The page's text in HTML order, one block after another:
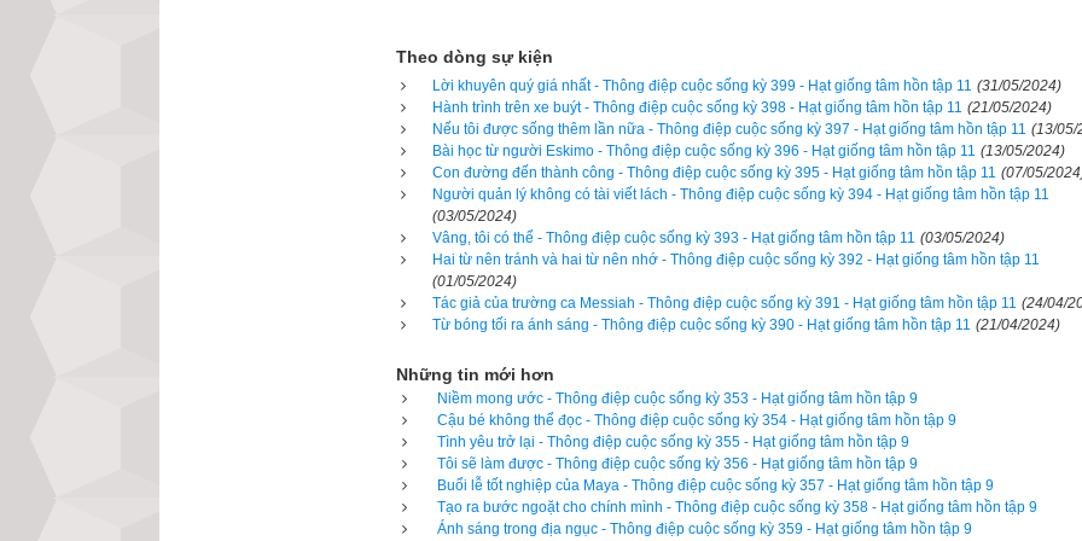
sống cùng mẹ Dorothea. Tâm trí cậu còn mải miết với những dự định cho tương lai.
Antonio là người đầu tiên trong gia đình được tới trường đại học và trong mười tháng,
hai chứng chỉ ở trường Thánh Peter tại New Jersey: quản trị kinh doanh và tội phạm
nhìn mẹ, bà đang ngồi lặng lẽ ở chiếc ghế phía trước, mắt hướng ra cửa sổ. Trong
vắng vai trò trụ cột của người cha, bà là động lực, là sức mạnh của cậu. Bà không
Tất cả mong muốn của bà là con cái đủ thông minh để tránh xa vết xe đổ của bà.
- Con yêu, mẹ có chuyện muốn nói với con.
- Bà cất giọng dịu dàng.
Antonio tỏ ra chăm chú. Khi mẹ cậu có dáng điệu như thế nghĩa là có chuyện gì đó rất
- Mẹ biết, lẽ ra mẹ nên nói với con từ trước, nhưng mẹ thực sự không biết phải nói
Nói rồi, bà dừng lại giây lát như cố gạn lọc từ ngữ. - Mẹ muốn nói với con, như một
con trai, rằng mẹ đã nhiễm HIV.
Theo dòng sự kiện
Lời khuyên quý giá nhất - Thông điệp cuộc sống kỳ 399 - Hạt giống tâm hồn tập 11 (31/05/2024)
Hành trình trên xe buýt - Thông điệp cuộc sống kỳ 398 - Hạt giống tâm hồn tập 11 (21/05/2024)
Nếu tôi được sống thêm lần nữa - Thông điệp cuộc sống kỳ 397 - Hạt giống tâm hồn tập 11 (13/05/
Bài học từ người Eskimo - Thông điệp cuộc sống kỳ 396 - Hạt giống tâm hồn tập 11 (13/05/2024)
Con đường đến thành công - Thông điệp cuộc sống kỳ 395 - Hạt giống tâm hồn tập 11 (07/05/
Người quản lý không có tài viết lách - Thông điệp cuộc sống kỳ 394 - Hạt giống tâm hồn tập 11
(03/05/2024)
Vâng, tôi có thể - Thông điệp cuộc sống kỳ 393 - Hạt giống tâm hồn tập 11 (03/05/2024)
Hai từ nên tránh và hai từ nên nhớ - Thông điệp cuộc sống kỳ 392 - Hạt giống tâm hồn tập 11
(01/05/2024)
Tác giả của trường ca Messiah - Thông điệp cuộc sống kỳ 391 - Hạt giống tâm hồn tập 11 (24/04/
Từ bóng tối ra ánh sáng - Thông điệp cuộc sống kỳ 390 - Hạt giống tâm hồn tập 11 (21/04/2024)
Những tin mới hơn
Niềm mong ước - Thông điệp cuộc sống kỳ 353 - Hạt giống tâm hồn tập 9
Cậu bé không thể đọc - Thông điệp cuộc sống kỳ 354 - Hạt giống tâm hồn tập 9
Tình yêu trở lại - Thông điệp cuộc sống kỳ 355 - Hạt giống tâm hồn tập 9
Tôi sẽ làm được - Thông điệp cuộc sống kỳ 356 - Hạt giống tâm hồn tập 9
Buổi lễ tốt nghiệp của Maya - Thông điệp cuộc sống kỳ 357 - Hạt giống tâm hồn tập 9
Tạo ra bước ngoặt cho chính mình - Thông điệp cuộc sống kỳ 358 - Hạt giống tâm hồn tập 9
Ánh sáng trong địa ngục - Thông điệp cuộc sống kỳ 359 - Hạt giống tâm hồn tập 9